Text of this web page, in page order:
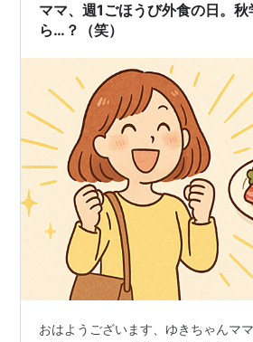
ママ、週1ごほうび外食の日。
ら…？（笑）
おはようございます、ゆきちゃんマ